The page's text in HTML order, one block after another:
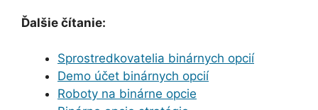
Ďalšie čítanie:
Sprostredkovatelia binárnych opcií
Demo účet binárnych opcií
Roboty na binárne opcie